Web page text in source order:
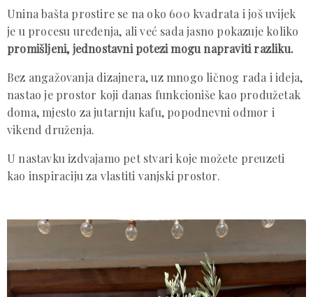
Unina bašta prostire se na oko 600 kvadrata i još uvijek
je u procesu uređenja, ali već sada jasno pokazuje koliko
promišljeni, jednostavni potezi mogu napraviti razliku.
Bez angažovanja dizajnera, uz mnogo ličnog rada i ideja,
nastao je prostor koji danas funkcioniše kao produžetak
doma, mjesto za jutarnju kafu, popodnevni odmor i
vikend druženja.
U nastavku izdvajamo pet stvari koje možete preuzeti
kao inspiraciju za vlastiti vanjski prostor.